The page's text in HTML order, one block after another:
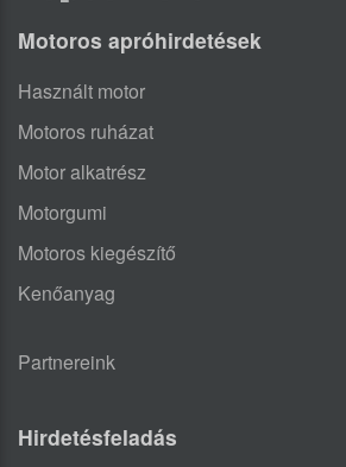
Motoros apróhirdetések
Használt motor
Motoros ruházat
Motor alkatrész
Motorgumi
Motoros kiegészítő
Kenőanyag
Partnereink
Hirdetésfeladás